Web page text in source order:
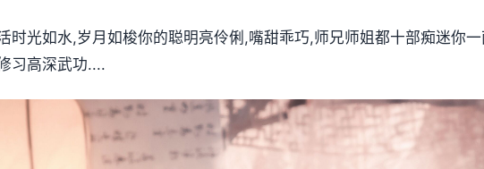
时光如水,岁月如梭你的聪明亮伶俐,嘴甜乖巧,师兄师姐都十部痴迷你
习高深武功....